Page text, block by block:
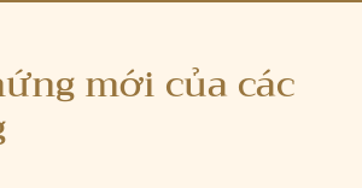
mới của các